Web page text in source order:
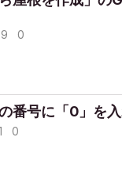
0
番号に「0」を
0